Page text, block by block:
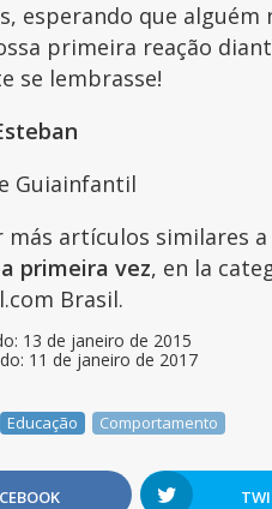
esperando que
primeira reação
se lembrasse!
Guiainfantil
más artículos similares a
primeira vez, en la
Brasil.
13 de janeiro de 2015
11 de janeiro de 2017
Educação Comportamento